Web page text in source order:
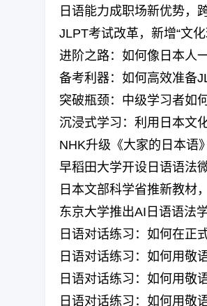
日语能力成职场新优势，
JLPT考试改革，新增“文
进阶之路：如何像日本人
备考利器：如何高效准备
突破瓶颈：中级学习者如
沉浸式学习：利用日本文
NHK升级《大家的日本语
早稻田大学开设日语语法
日本文部科学省推新教材
东京大学推出AI日语语法
日语对话练习：如何在正
日语对话练习：如何用敬
日语对话练习：如何用敬
日语对话练习：如何用敬